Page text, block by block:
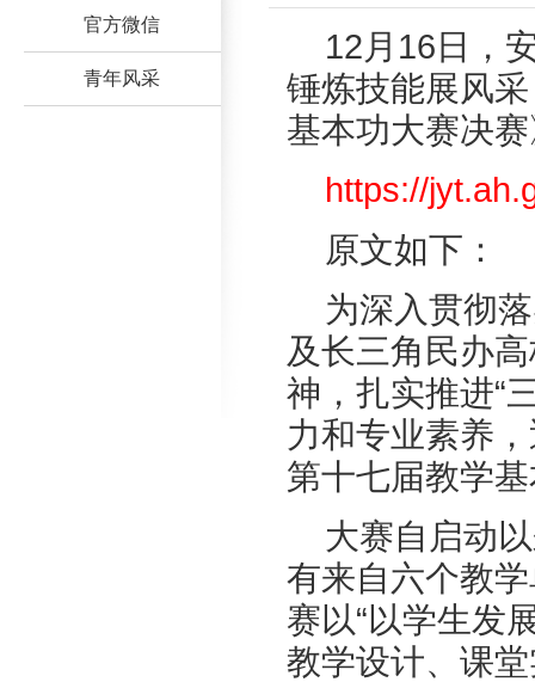
官方微信
青年风采
12月16日，
锤炼技能展风
基本功大赛决
https://
原文如下：
为深入贯彻
及长三角民办
神，扎实推进“
力和专业素养
第十七届教学
大赛自启动
有来自六个教
赛以“以学生发
教学设计、课